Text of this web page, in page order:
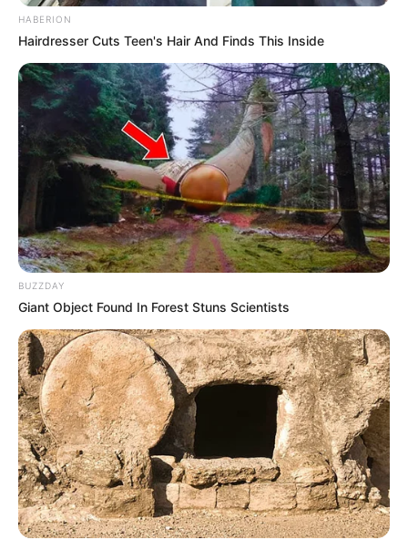
Biodata & Profil
Nama Asli: Park Si Eun
Nama Panggung: Sieun
Nama Panggilan: –
Posisi: Main Vocalist
Tempat, Tanggal Lahir: Seoul, Korea Selatan, 1 Agustus 2001
HABERION
Hairdresser Cuts Teen's Hair And Finds This Inside
BUZZDAY
Giant Object Found In Forest Stuns Scientists